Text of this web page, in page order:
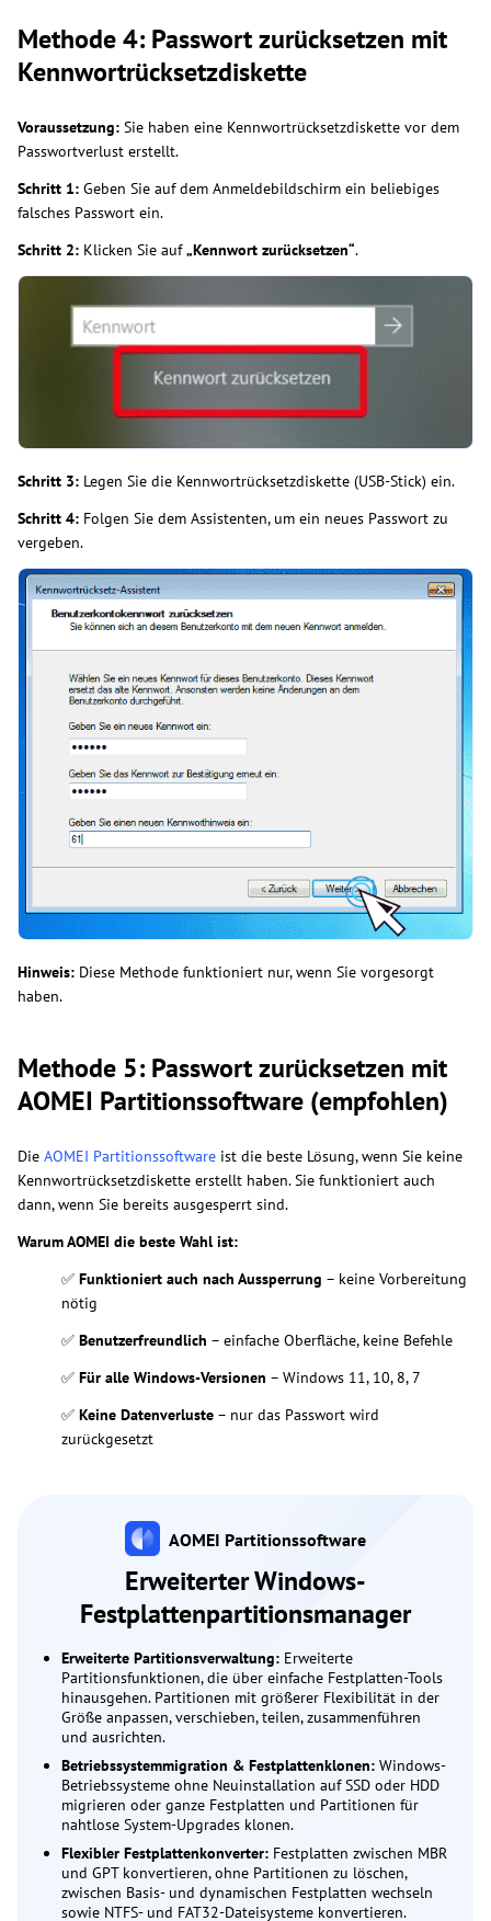
Methode 4: Passwort zurücksetzen mit
Kennwortrücksetzdiskette
Voraussetzung: Sie haben eine Kennwortrücksetzdiskette vor dem
Passwortverlust erstellt.
Schritt 1: Geben Sie auf dem Anmeldebildschirm ein beliebiges
falsches Passwort ein.
Schritt 2: Klicken Sie auf„Kennwort zurücksetzen“.
Schritt 3: Legen Sie die Kennwortrücksetzdiskette (USB-Stick) ein.
Schritt 4: Folgen Sie dem Assistenten, um ein neues Passwort zu
vergeben.
Hinweis: Diese Methode funktioniert nur, wenn Sie vorgesorgt
haben.
Methode 5: Passwort zurücksetzen mit
AOMEI Partitionssoftware (empfohlen)
Die AOMEI Partitionssoftware ist die beste Lösung, wenn Sie keine
Kennwortrücksetzdiskette erstellt haben. Sie funktioniert auch
dann, wenn Sie bereits ausgesperrt sind.
Warum AOMEI die beste Wahl ist:
✅ Funktioniert auch nach Aussperrung – keine Vorbereitung
nötig
✅ Benutzerfreundlich – einfache Oberfläche, keine Befehle
✅ Für alle Windows-Versionen – Windows 11, 10, 8, 7
✅ Keine Datenverluste – nur das Passwort wird
zurückgesetzt
AOMEI Partitionssoftware
Erweiterter Windows-
Festplattenpartitionsmanager
Erweiterte Partitionsverwaltung: Erweiterte
Partitionsfunktionen, die über einfache Festplatten-Tools
hinausgehen. Partitionen mit größerer Flexibilität in der
Größe anpassen, verschieben, teilen, zusammenführen
und ausrichten.
Betriebssystemmigration & Festplattenklonen: Windows-
Betriebssysteme ohne Neuinstallation auf SSD oder HDD
migrieren oder ganze Festplatten und Partitionen für
nahtlose System-Upgrades klonen.
Flexibler Festplattenkonverter: Festplatten zwischen MBR
und GPT konvertieren, ohne Partitionen zu löschen,
zwischen Basis- und dynamischen Festplatten wechseln
sowie NTFS- und FAT32-Dateisysteme konvertieren.